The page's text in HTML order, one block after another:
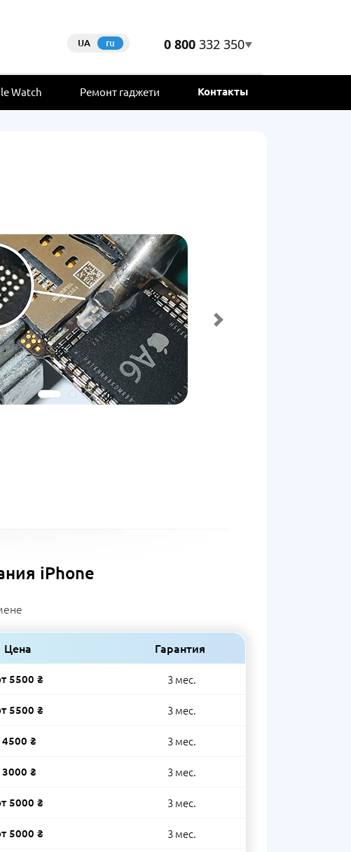
UA ru 0 800 332 350▼
Watch Ремонт гаджети Контакты
iPhone
Цена Гарантия
5500 ₴ 3 мес.
5500 ₴ 3 мес.
4500 ₴ 3 мес.
3000 ₴ 3 мес.
5000 ₴ 3 мес.
5000 ₴ 3 мес.